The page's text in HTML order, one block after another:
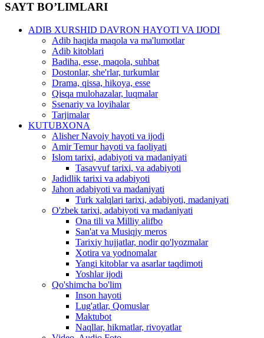
SAYT BO’LIMLARI
ADIB XURSHID DAVRON HAYOTI VA IJODI
Adib haqida maqola va ma'lumotlar
Adib kitoblari
Badiha, esse, maqola, suhbat
Dostonlar, she'rlar, turkumlar
Drama, qissa, hikoya, esse
Qisqa mulohazalar, luqmalar
Ssenariy va loyihalar
Tarjimalar
KUTUBXONA
Alisher Navoiy hayoti va ijodi
Amir Temur hayoti va faoliyati
Islom tarixi, adabiyoti va madaniyati
Tasavvuf tarixi, va adabiyoti
Jadidlik tarixi va adabiyoti
Jahon adabiyoti va madaniyati
Turk xalqlari tarixi, adabiyoti, madaniyati
O'zbek tarixi, adabiyoti va madaniyati
Ona tili va Milliy alifbo
San'at va Musiqiy meros
Tarixiy hujjatlar, nodir qo'lyozmalar
Xotira va yodnomalar
Yangi kitoblar va asarlar taqdimoti
Yoshlar ijodi
Qo'shimcha bo'lim
Inson hayoti
Lug'atlar, Qomuslar
Maktubot
Naqllar, hikmatlar, rivoyatlar